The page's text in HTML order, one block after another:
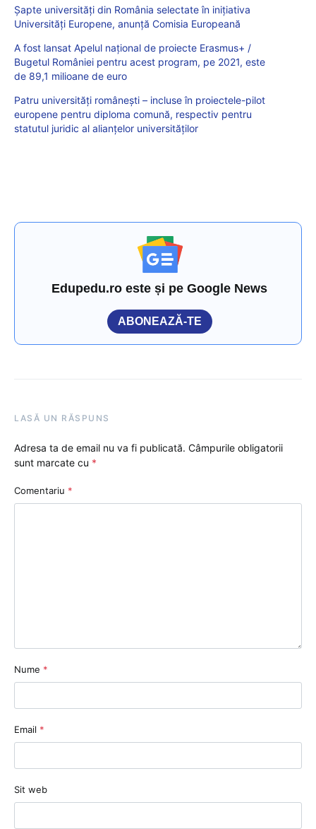
Șapte universități din România selectate în inițiativa
Universități Europene, anunță Comisia Europeană
A fost lansat Apelul național de proiecte Erasmus+ /
Bugetul României pentru acest program, pe 2021, este
de 89,1 milioane de euro
Patru universități românești – incluse în proiectele-pilot
europene pentru diploma comună, respectiv pentru
statutul juridic al alianțelor universităților
Edupedu.ro este și pe Google News
ABONEAZĂ-TE
LASĂ UN RĂSPUNS
Adresa ta de email nu va fi publicată. Câmpurile obligatorii
sunt marcate cu *
Comentariu *
Nume *
Email *
Sit web